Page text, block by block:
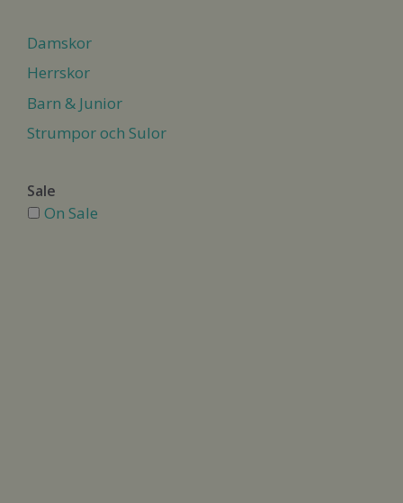
Damskor
Herrskor
Barn & Junior
Strumpor och Sulor
Sale
On Sale